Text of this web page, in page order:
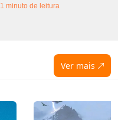
1 minuto de leitura
Ver mais